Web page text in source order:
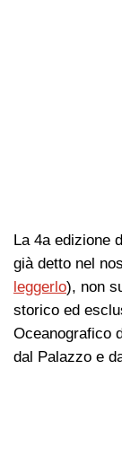
La 4a edizione
già detto nel
leggerlo), non
storico ed
Oceanografico
dal Palazzo e